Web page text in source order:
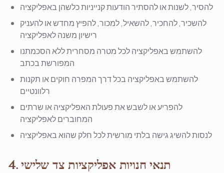
להסיר, לשנות או להסתיר הודעות קנייניות כלשהן באפליקציה
להשכיר, להחכיר, להשאיל, למכור, להפיץ מחדש או להעניק
רישיון משנה לאפליקציה
להשתמש באפליקציה לכל מטרה מסחרית ללא הסכמתנו
המפורשת בכתב
להשתמש באפליקציה בכל דרך המפרה חוקים או תקנות
רלוונטיים
להפריע או לשבש את פעולת האפליקציה או שרתים
המחוברים לאפליקציה
לנסות להשיג גישה בלתי מורשית לכל חלק שהוא באפליקציה
4. תנאי חנויות אפליקציות צד שלישי